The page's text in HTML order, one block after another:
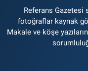
Referans Gazetesi
fotoğraflar kaynak
Makale ve köşe